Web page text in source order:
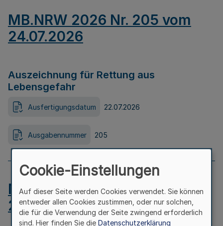
MB.NRW 2026 Nr. 205 vom
24.07.2026
Auszeichnung für Rettung aus
Lebensgefahr
Ausfertigungsdatum 22.07.2026
Ausgabennummer 205
MB.NRW 2026 Nr. 204 vom
24.07.2026
Cookie-Einstellungen
Auf dieser Seite werden Cookies verwendet. Sie können
entweder allen Cookies zustimmen, oder nur solchen,
die für die Verwendung der Seite zwingend erforderlich
sind. Hier finden Sie die Datenschutzerklärung